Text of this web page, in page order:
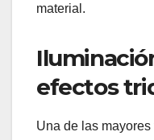
material.
efectos
Una de las